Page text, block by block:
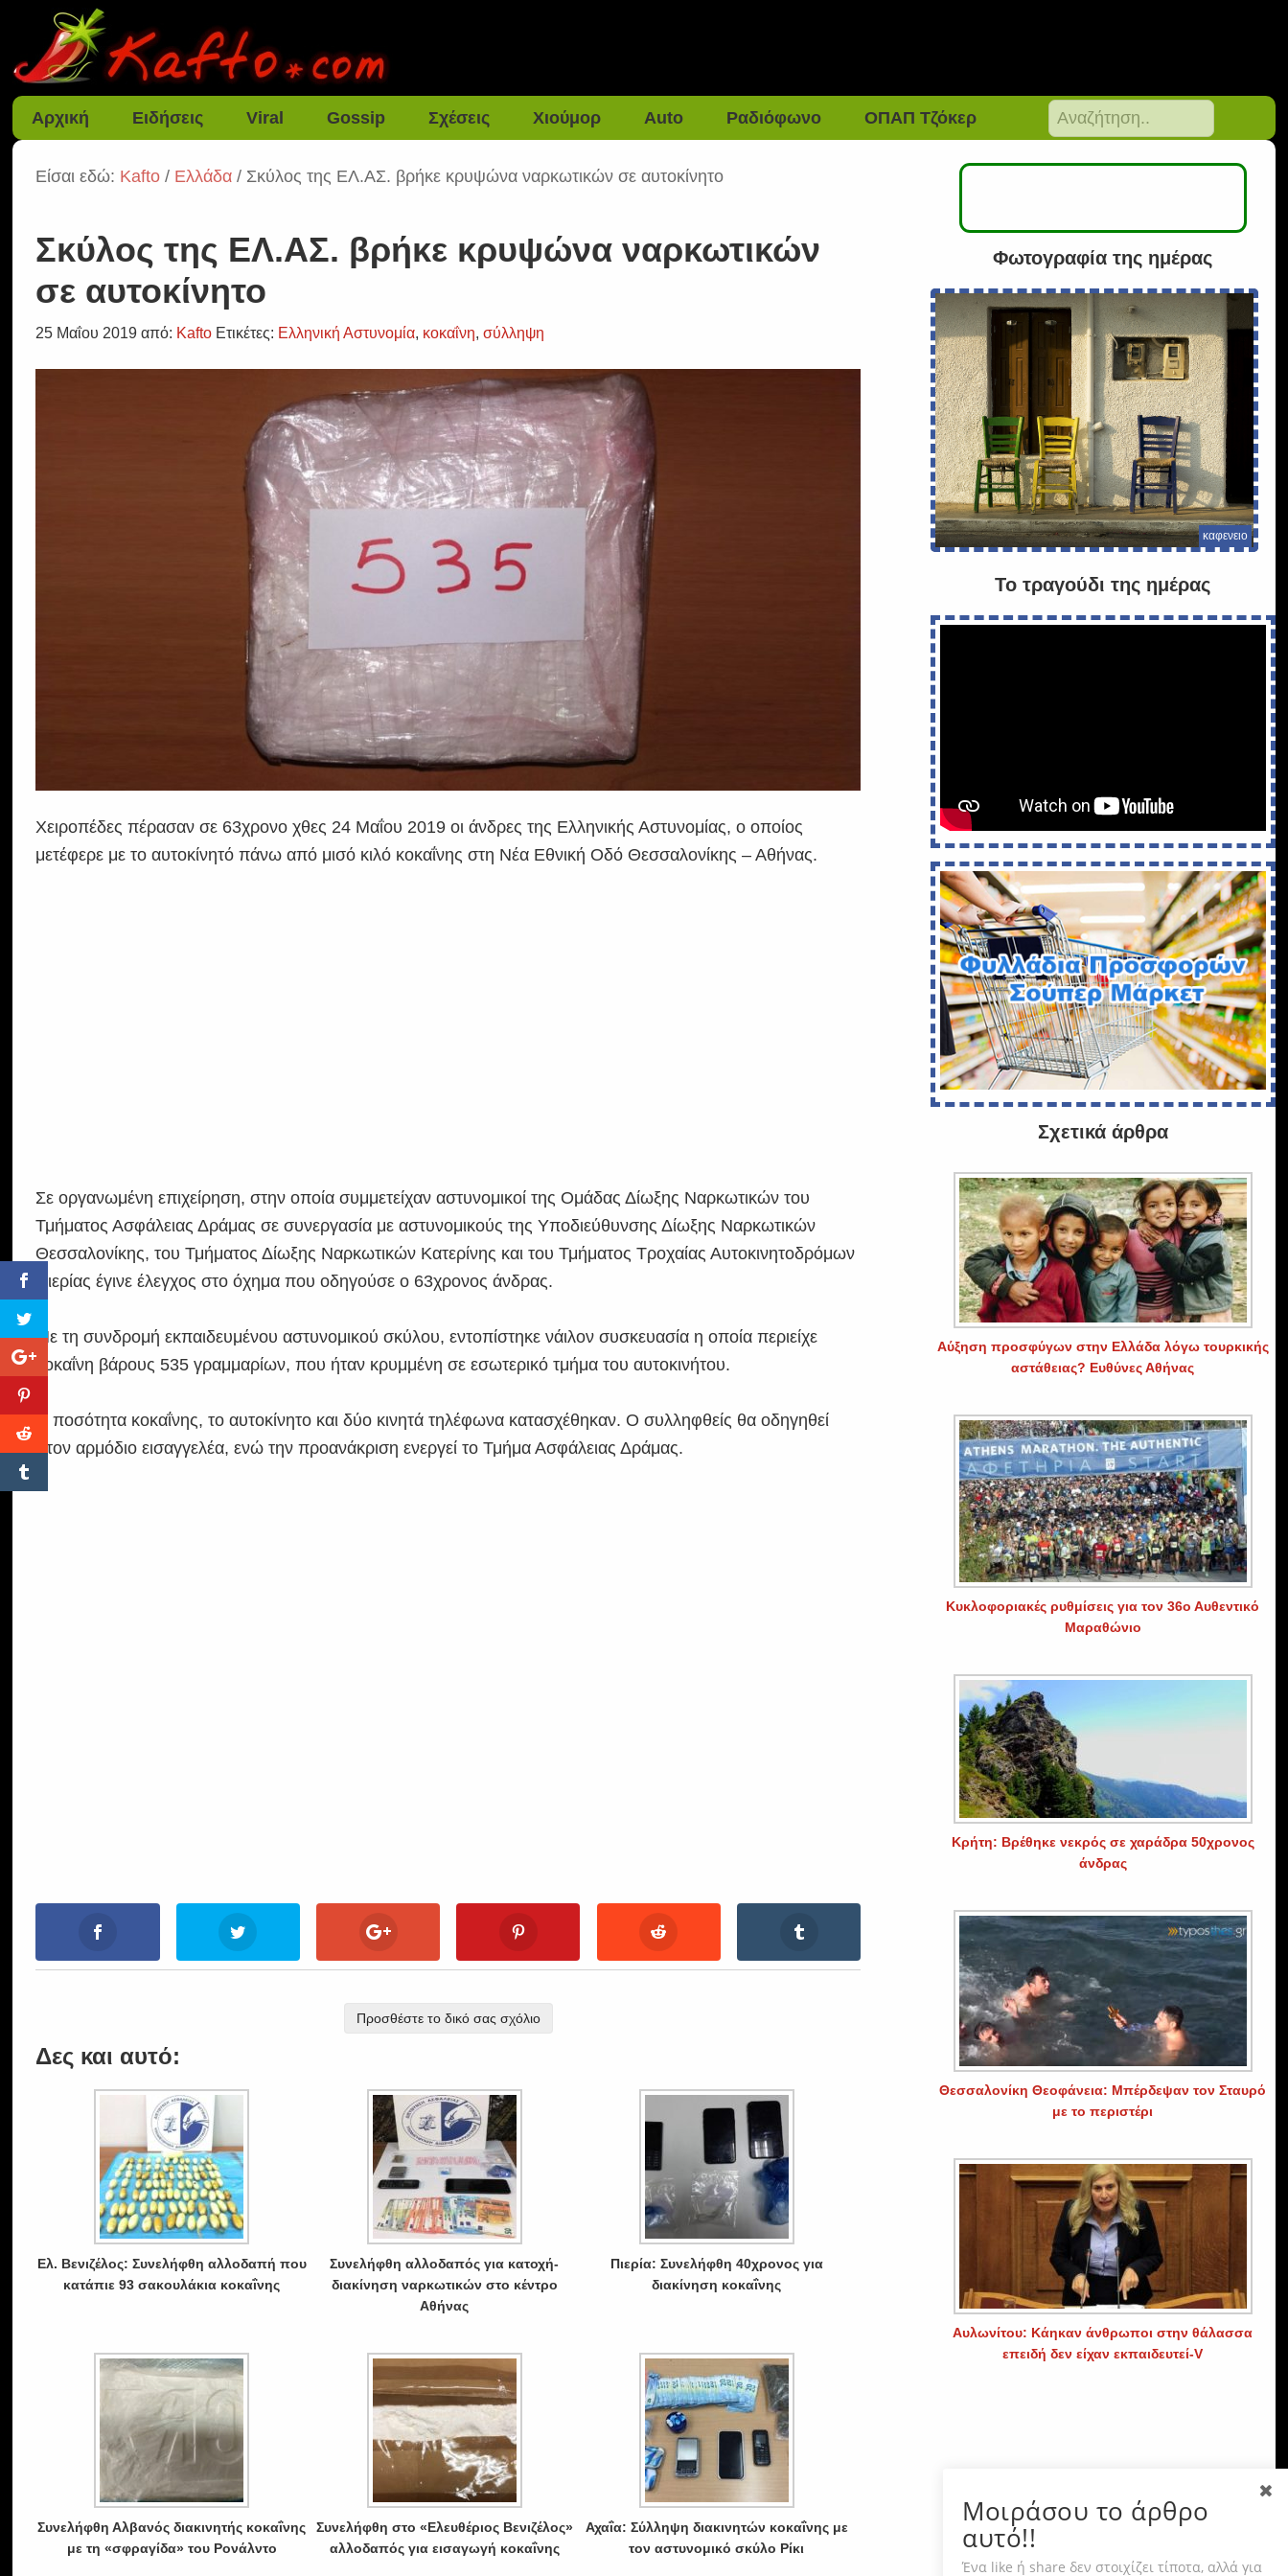
Αρχική Ειδήσεις Viral Gossip Σχέσεις Χιούμορ Auto Ραδιόφωνο ΟΠΑΠ Τζόκερ
Είσαι εδώ: Kafto / Ελλάδα / Σκύλος της ΕΛ.ΑΣ. βρήκε κρυψώνα ναρκωτικών σε αυτοκίνητο
Σκύλος της ΕΛ.ΑΣ. βρήκε κρυψώνα ναρκωτικών
σε αυτοκίνητο
25 Μαΐου 2019 από: Kafto Ετικέτες: Ελληνική Αστυνομία, κοκαΐνη,σύλληψη
Χειροπέδες πέρασαν σε 63χρονο χθες 24 Μαΐου 2019 οι άνδρες της Ελληνικής Αστυνομίας, ο οποίος
μετέφερε με το αυτοκίνητό πάνω από μισό κιλό κοκαΐνης στη Νέα Εθνική Οδό Θεσσαλονίκης – Αθήνας.
Σε οργανωμένη επιχείρηση, στην οποία συμμετείχαν αστυνομικοί της Ομάδας Δίωξης Ναρκωτικών του
Τμήματος Ασφάλειας Δράμας σε συνεργασία με αστυνομικούς της Υποδιεύθυνσης Δίωξης Ναρκωτικών
Θεσσαλονίκης, του Τμήματος Δίωξης Ναρκωτικών Κατερίνης και του Τμήματος Τροχαίας Αυτοκινητοδρόμων
Πιερίας έγινε έλεγχος στο όχημα που οδηγούσε ο 63χρονος άνδρας.
Με τη συνδρομή εκπαιδευμένου αστυνομικού σκύλου, εντοπίστηκε νάιλον συσκευασία η οποία περιείχε
κοκαΐνη βάρους 535 γραμμαρίων, που ήταν κρυμμένη σε εσωτερικό τμήμα του αυτοκινήτου.
Η ποσότητα κοκαΐνης, το αυτοκίνητο και δύο κινητά τηλέφωνα κατασχέθηκαν. Ο συλληφθείς θα οδηγηθεί
στον αρμόδιο εισαγγελέα, ενώ την προανάκριση ενεργεί το Τμήμα Ασφάλειας Δράμας.
Προσθέστε το δικό σας σχόλιο
Δες και αυτό:
Ελ. Βενιζέλος: Συνελήφθη αλλοδαπή που
κατάπιε 93 σακουλάκια κοκαΐνης
Συνελήφθη αλλοδαπός για κατοχή-
διακίνηση ναρκωτικών στο κέντρο
Αθήνας
Πιερία: Συνελήφθη 40χρονος για
διακίνηση κοκαΐνης
Συνελήφθη Αλβανός διακινητής κοκαΐνης
με τη «σφραγίδα» του Ρονάλντο
Συνελήφθη στο «Ελευθέριος Βενιζέλος»
αλλοδαπός για εισαγωγή κοκαΐνης
Αχαΐα: Σύλληψη διακινητών κοκαΐνης με
τον αστυνομικό σκύλο Ρίκι
Φωτογραφία της ημέρας
καφενειο
Το τραγούδι της ημέρας
Σχετικά άρθρα
Αύξηση προσφύγων στην Ελλάδα λόγω τουρκικής
αστάθειας? Ευθύνες Αθήνας
Κυκλοφοριακές ρυθμίσεις για τον 36ο Αυθεντικό
Μαραθώνιο
Κρήτη: Βρέθηκε νεκρός σε χαράδρα 50χρονος
άνδρας
Θεσσαλονίκη Θεοφάνεια: Μπέρδεψαν τον Σταυρό
με το περιστέρι
Αυλωνίτου: Κάηκαν άνθρωποι στην θάλασσα
επειδή δεν είχαν εκπαιδευτεί-V
Μοιράσου το άρθρο
αυτό!!
Ένα like ή share δεν στοιχίζει τίποτα, αλλά για